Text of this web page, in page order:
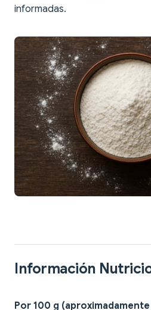
informadas.
Información
Por 100 g